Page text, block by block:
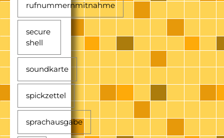
rufnummernmitnahme
secure
shell
soundkarte
spickzettel
sprachausgabe